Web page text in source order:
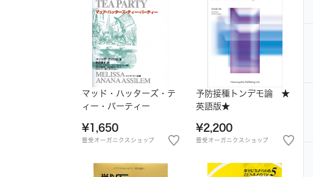
マッド・ハッターズ・テ
ィー・パーティー
¥1,650
豊受オーガニクスショップ
予防接種トンデモ論 ★
英語版★
¥2,200
豊受オーガニクスショップ